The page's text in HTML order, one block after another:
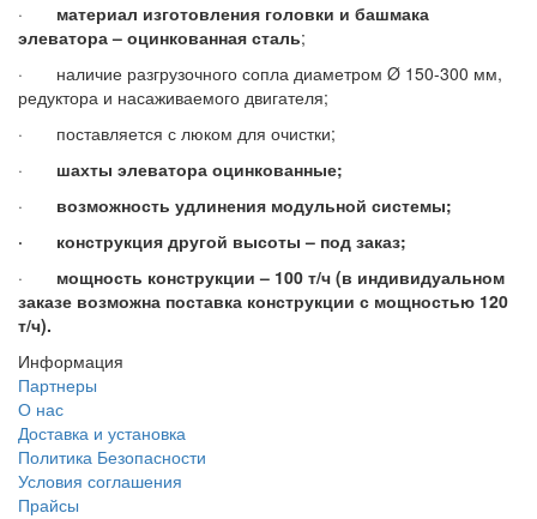
· материал изготовления головки и башмака
элеватора – оцинкованная сталь;
· наличие разгрузочного сопла диаметром Ø 150-300 мм,
редуктора и насаживаемого двигателя;
· поставляется с люком для очистки;
· шахты элеватора оцинкованные;
· возможность удлинения модульной системы;
· конструкция другой высоты – под заказ;
· мощность конструкции – 100 т/ч (в индивидуальном
заказе возможна поставка конструкции с мощностью 120
т/ч).
Информация
Партнеры
О нас
Доставка и установка
Политика Безопасности
Условия соглашения
Прайсы